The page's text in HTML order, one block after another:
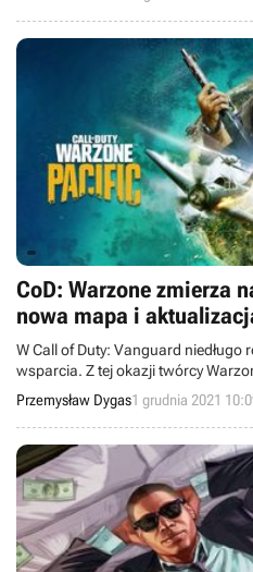
ma on głos niczym kiepski lektor z
CoD: Warzone zmierza
nowa mapa i
W Call of Duty: Vanguard niedługo
wsparcia. Z tej okazji twórcy
także wprowadzą do gry
Przemysław Dygas1 grudnia 2021